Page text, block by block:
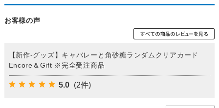
お客様の声
【新作-グッズ】キャバレーと角砂糖ランダムクリアカード
Encore＆Gift ※完全受注商品
5.0 (2件)